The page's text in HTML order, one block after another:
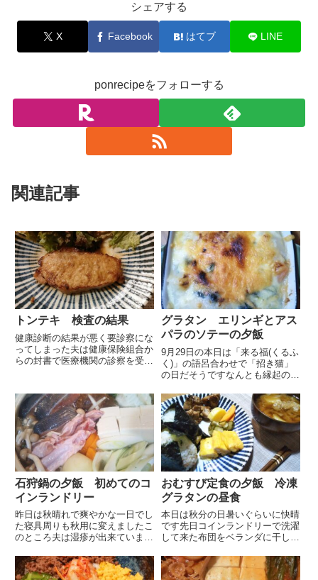
シェアする
X Facebook はてブ LINE
ponrecipeをフォローする
関連記事
トンテキ 検査の結果
健康診断の結果が悪く要診察にな
ってしまった夫は健康保険組合か
らの封書で医療機関の診察を受け
果を持って内科を受診して来て薬
をもらい 生活指導を受けてきま
した色々気になる点はあります
が...
グラタン エリンギとアス
パラのソテーの夕飯
9月29日の本日は「来る福(くるふ
く)」の語呂合わせで「招き猫」
の日だそうですなんとも縁起の良
うです毎月ですが29日は肉の日
でもありますスーパーのお肉の特
売をチェックしてゲットしてきた
いと思っています直撃を心配...
石狩鍋の夕飯 初めてのコ
インランドリー
昨日は秋晴れで爽やかな一日でし
た寝具周りも秋用に変えましたこ
のところ夫は湿疹が出来ています
疹がでるので皮膚科から薬をもら
ってあります本人は季節の変わり
おむすび定食の夕飯 冷凍
グラタンの昼食
本日は秋分の日暑いぐらいに快晴
です先日コインランドリーで洗濯
して来た布団をベランダに干しま
った際 羽毛布団がコインランド
リーで洗えることを報告したらそ